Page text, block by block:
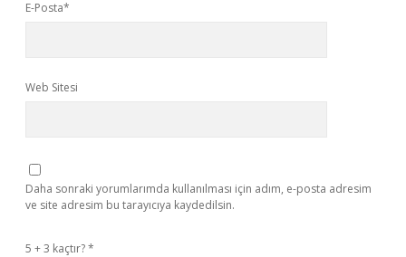
E-Posta*
Web Sitesi
Daha sonraki yorumlarımda kullanılması için adım, e-posta adresim
ve site adresim bu tarayıcıya kaydedilsin.
5 + 3 kaçtır?*